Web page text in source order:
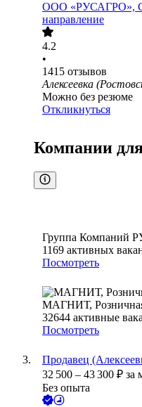
ООО «РУСАГРО»,
направление
4.2
•
1415 отзывов
Алексеевка
Можно без резюме
Откликнуться
Компании
Группа Компаний
1169 активных
Посмотреть
МАГНИТ,
32644 активные
Посмотреть
Продавец
32 500 – 43 300 ₽ за
Без опыта